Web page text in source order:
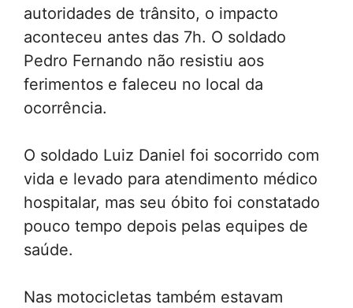
autoridades de trânsito, o impacto
aconteceu antes das 7h. O soldado
Pedro Fernando não resistiu aos
ferimentos e faleceu no local da
ocorrência.
O soldado Luiz Daniel foi socorrido com
vida e levado para atendimento médico
hospitalar, mas seu óbito foi constatado
pouco tempo depois pelas equipes de
saúde.
Nas motocicletas também estavam